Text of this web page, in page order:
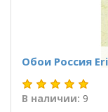
Обои Россия
В наличии: 9